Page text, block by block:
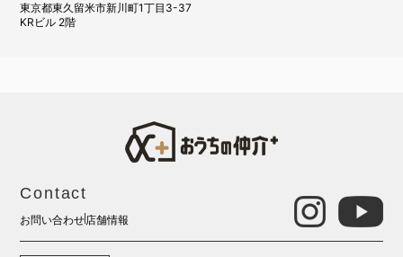
東京都東久留米市新川町1丁目3-37
KRビル 2階
Contact
お問い合わせ店舗情報